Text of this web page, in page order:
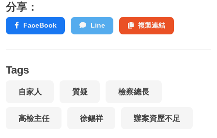
分享：
FaceBook Line 複製連結
Tags
自家人 質疑 檢察總長
高檢主任 徐錫祥 辦案資歷不足